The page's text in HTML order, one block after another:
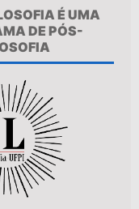
É UMA
DE PÓS-